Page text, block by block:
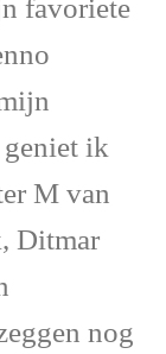
favoriete
ik
M van
Ditmar
nog